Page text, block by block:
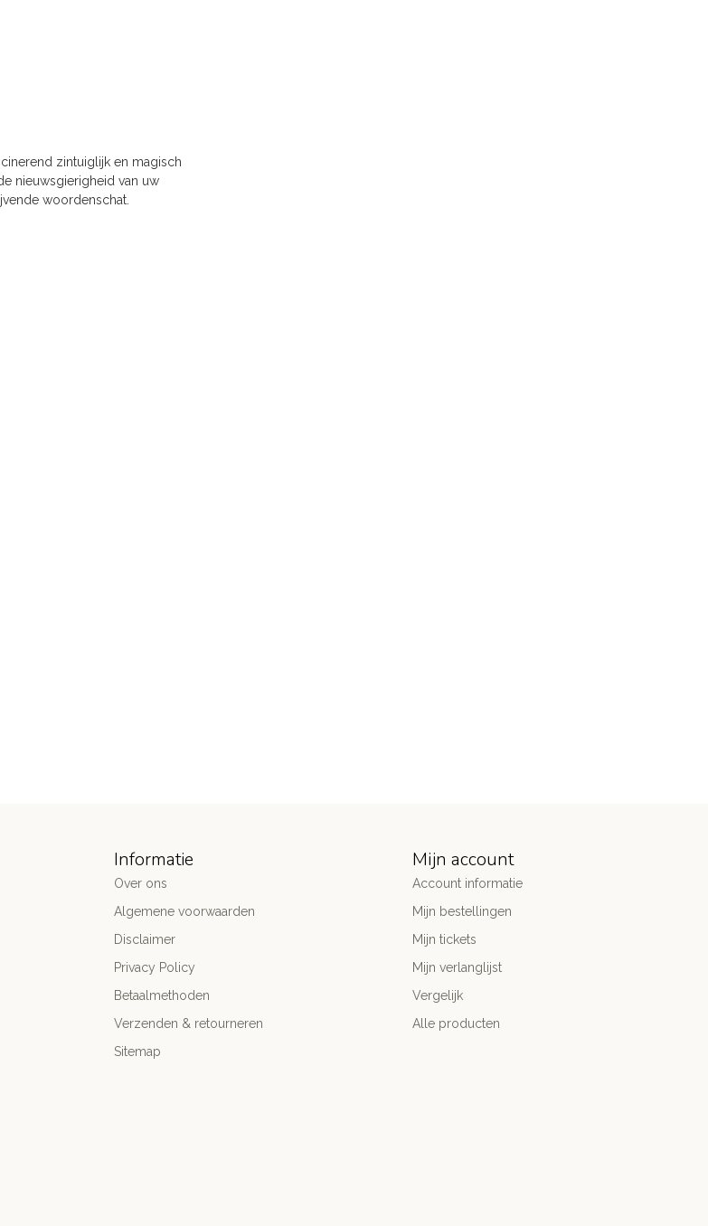
zintuiglijk en magisch
nieuwsgierigheid van uw
woordenschat.
Informatie
Over ons
Algemene voorwaarden
Disclaimer
Privacy Policy
Betaalmethoden
Verzenden & retourneren
Sitemap
Mijn account
Account informatie
Mijn bestellingen
Mijn tickets
Mijn verlanglijst
Vergelijk
Alle producten